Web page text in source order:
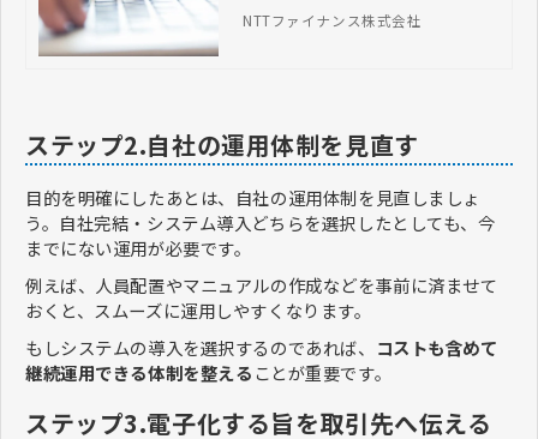
リット、失敗しない選び方などを解説
NTTファイナンス株式会社
ステップ2.自社の運用体制を見直す
目的を明確にしたあとは、自社の運用体制を見直しましょ
う。自社完結・システム導入どちらを選択したとしても、今
までにない運用が必要です。
例えば、人員配置やマニュアルの作成などを事前に済ませて
おくと、スムーズに運用しやすくなります。
もしシステムの導入を選択するのであれば、 コストも含めて
継続運用できる体制を整えることが重要です。
ステップ3.電子化する旨を取引先へ伝える